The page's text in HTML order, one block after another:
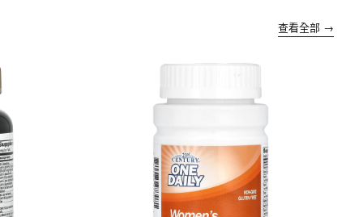
查看全部 →